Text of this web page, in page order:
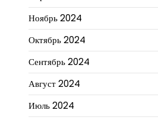
Ноябрь 2024
Октябрь 2024
Сентябрь 2024
Август 2024
Июль 2024